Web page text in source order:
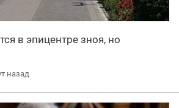
в эпицентре зноя, но
назад